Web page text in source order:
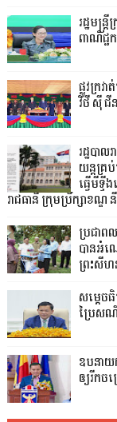
រដ្ឋមន្
ពាណិជ្ជ
ផ្លូវក្រ
វិថី ស៊ី ជីន
រដ្ឋបា
យន្តគ្រ
ធ្វើមីទ្
រាជធានី ក្រុមប្រឹក្សាខណ្ឌ
ប្រជាព
បានអំណ
ព្រះសី
សម្តេច
ប្រៃស
ឧបនាយ
ឲ្យរីកច